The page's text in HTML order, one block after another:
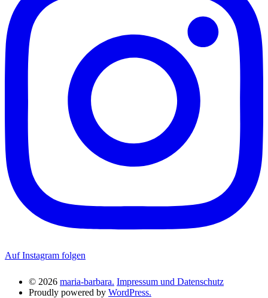
Auf Instagram folgen
© 2026 maria-barbara. Impressum und Datenschutz
Proudly powered by WordPress.